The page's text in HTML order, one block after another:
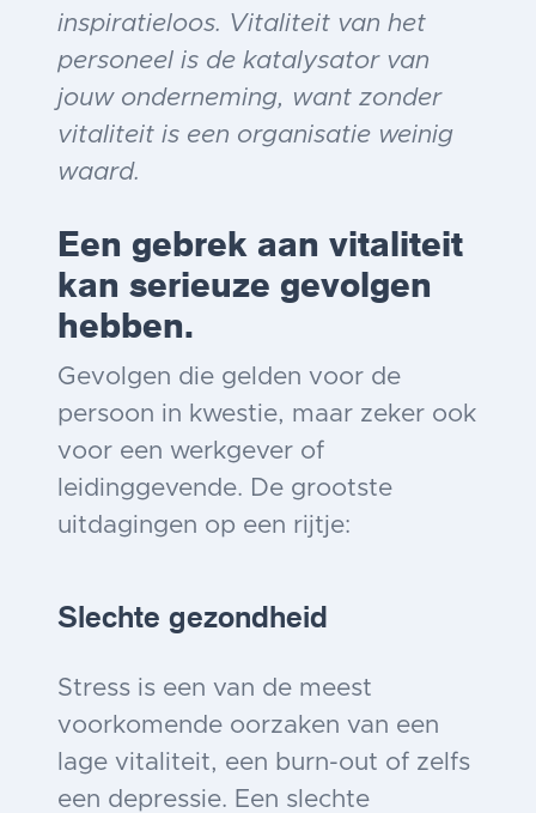
inspiratieloos. Vitaliteit van het
personeel is de katalysator van
jouw onderneming, want zonder
vitaliteit is een organisatie weinig
waard.
Een gebrek aan vitaliteit
kan serieuze gevolgen
hebben.
Gevolgen die gelden voor de
persoon in kwestie, maar zeker ook
voor een werkgever of
leidinggevende. De grootste
uitdagingen op een rijtje:
Slechte gezondheid
Stress is een van de meest
voorkomende oorzaken van een
lage vitaliteit, een burn-out of zelfs
een depressie. Een slechte